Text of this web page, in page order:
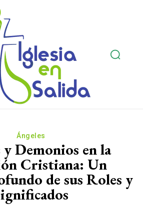
Ángeles
Demonios en la
Cristiana: Un
de sus Roles y